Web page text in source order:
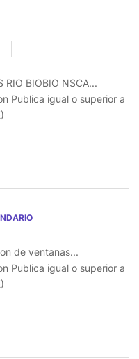
RIO BIOBIO NSCA...
Publica igual o superior a
de ventanas...
Publica igual o superior a